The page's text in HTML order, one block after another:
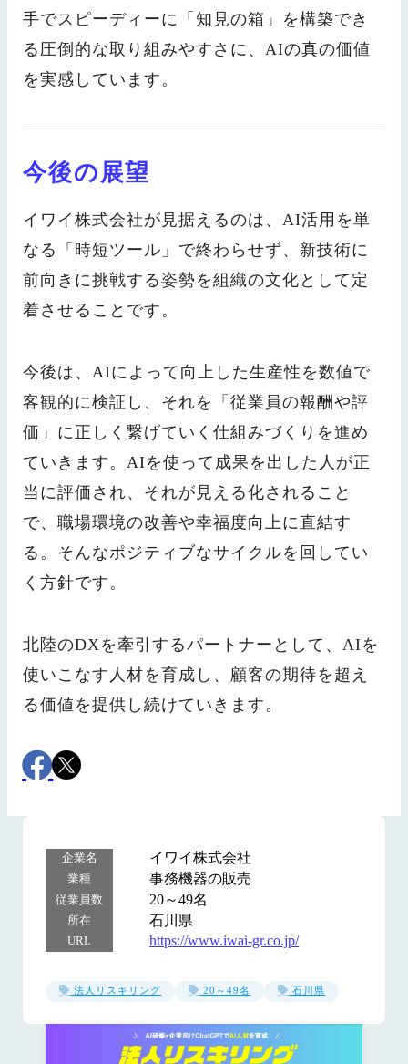
手でスピーディーに「知見の箱」を構築でき
る圧倒的な取り組みやすさに、AIの真の価値
を実感しています。
今後の展望
イワイ株式会社が見据えるのは、AI活用を単
なる「時短ツール」で終わらせず、新技術に
前向きに挑戦する姿勢を組織の文化として定
着させることです。
今後は、AIによって向上した生産性を数値で
客観的に検証し、それを「従業員の報酬や評
価」に正しく繋げていく仕組みづくりを進め
ていきます。AIを使って成果を出した人が正
当に評価され、それが見える化されること
で、職場環境の改善や幸福度向上に直結す
る。そんなポジティブなサイクルを回してい
く方針です。
北陸のDXを牽引するパートナーとして、AIを
使いこなす人材を育成し、顧客の期待を超え
る価値を提供し続けていきます。
企業名 イワイ株式会社
業種 事務機器の販売
従業員数 20～49名
所在 石川県
URL https://www.iwai-gr.co.jp/
法人リスキリング 20～49名 石川県